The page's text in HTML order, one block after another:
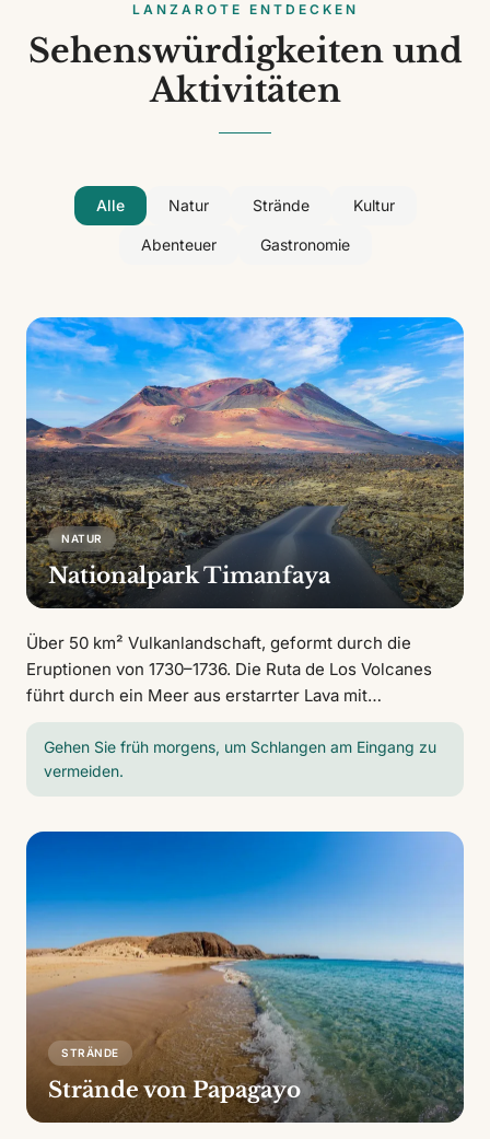
LANZAROTE ENTDECKEN
Sehenswürdigkeiten und
Aktivitäten
Alle Natur Strände Kultur
Abenteuer Gastronomie
NATUR
Nationalpark Timanfaya
Über 50 km² Vulkanlandschaft, geformt durch die
Eruptionen von 1730–1736. Die Ruta de Los Volcanes
führt durch ein Meer aus erstarrter Lava mit
rauchenden Kratern, wo die Untergrundtemperatur 600
°C übersteigt. Die geothermischen Demonstrationen am
Islote de Hilario sind ein Muss.
Gehen Sie früh morgens, um Schlangen am Eingang zu
vermeiden.
STRÄNDE
Strände von Papagayo